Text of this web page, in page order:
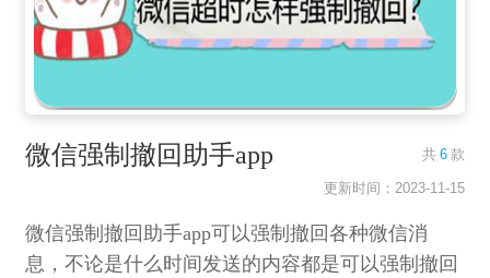
微信强制撤回助手app 共 6 款
更新时间：2023-11-15
微信强制撤回助手app可以强制撤回各种微信消
息，不论是什么时间发送的内容都是可以强制撤回